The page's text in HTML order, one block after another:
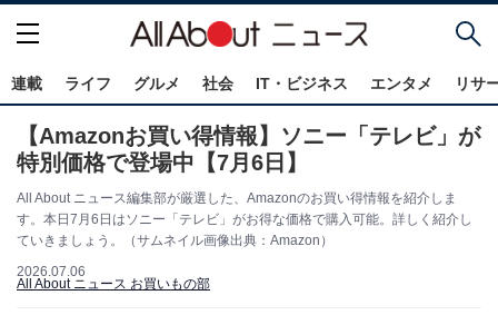
連載 ライフ グルメ 社会 IT・ビジネス エンタメ リサ
【Amazonお買い得情報】ソニー「テレビ」が
特別価格で登場中【7月6日】
All About ニュース編集部が厳選した、Amazonのお買い得情報を紹介しま
す。本日7月6日はソニー「テレビ」がお得な価格で購入可能。詳しく紹介し
ていきましょう。（サムネイル画像出典：Amazon）
2026.07.06
All About ニュース お買いもの部